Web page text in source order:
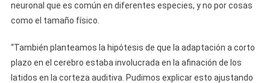
neuronal que es común en diferentes especies, y no por cosas
como el tamaño físico.
“También planteamos la hipótesis de que la adaptación a corto
plazo en el cerebro estaba involucrada en la afinación de los
latidos en la corteza auditiva. Pudimos explicar esto ajustando